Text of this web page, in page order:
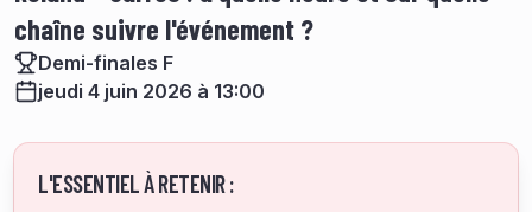
chaîne suivre l'événement ?
Demi-finales F
jeudi 4 juin 2026 à 13:00
L'ESSENTIEL À RETENIR :